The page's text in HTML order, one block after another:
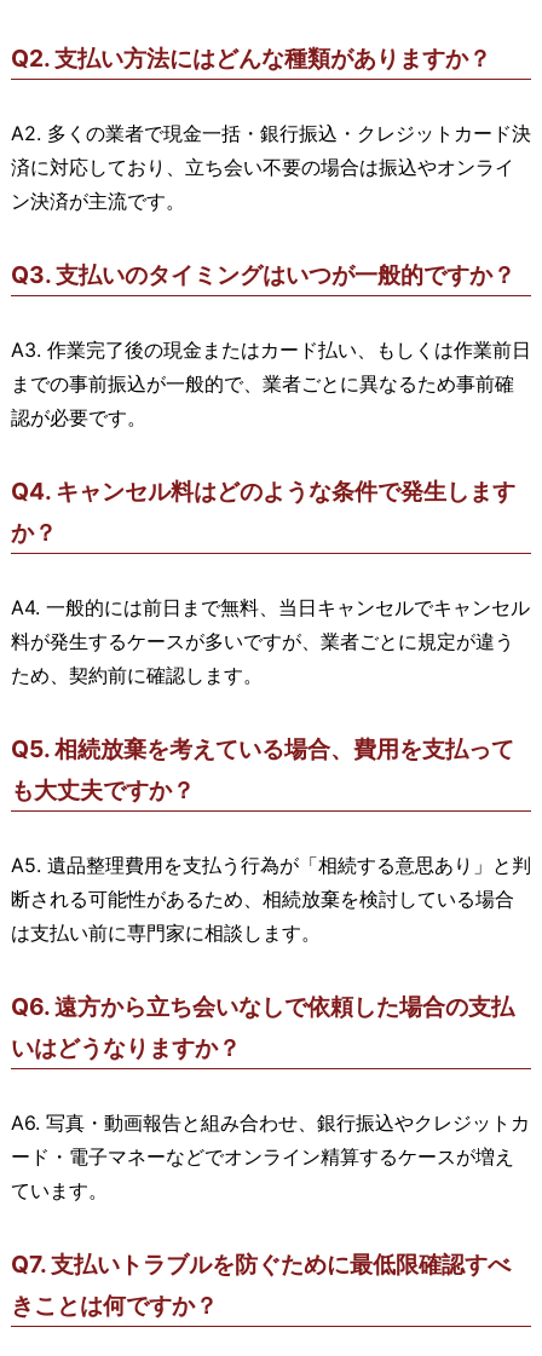
Q2. 支払い方法にはどんな種類がありますか？
A2. 多くの業者で現金一括・銀行振込・クレジットカード決
済に対応しており、立ち会い不要の場合は振込やオンライ
ン決済が主流です。
Q3. 支払いのタイミングはいつが一般的ですか？
A3. 作業完了後の現金またはカード払い、もしくは作業前日
までの事前振込が一般的で、業者ごとに異なるため事前確
認が必要です。
Q4. キャンセル料はどのような条件で発生します
か？
A4. 一般的には前日まで無料、当日キャンセルでキャンセル
料が発生するケースが多いですが、業者ごとに規定が違う
ため、契約前に確認します。
Q5. 相続放棄を考えている場合、費用を支払って
も大丈夫ですか？
A5. 遺品整理費用を支払う行為が「相続する意思あり」と判
断される可能性があるため、相続放棄を検討している場合
は支払い前に専門家に相談します。
Q6. 遠方から立ち会いなしで依頼した場合の支払
いはどうなりますか？
A6. 写真・動画報告と組み合わせ、銀行振込やクレジットカ
ード・電子マネーなどでオンライン精算するケースが増え
ています。
Q7. 支払いトラブルを防ぐために最低限確認すべ
きことは何ですか？